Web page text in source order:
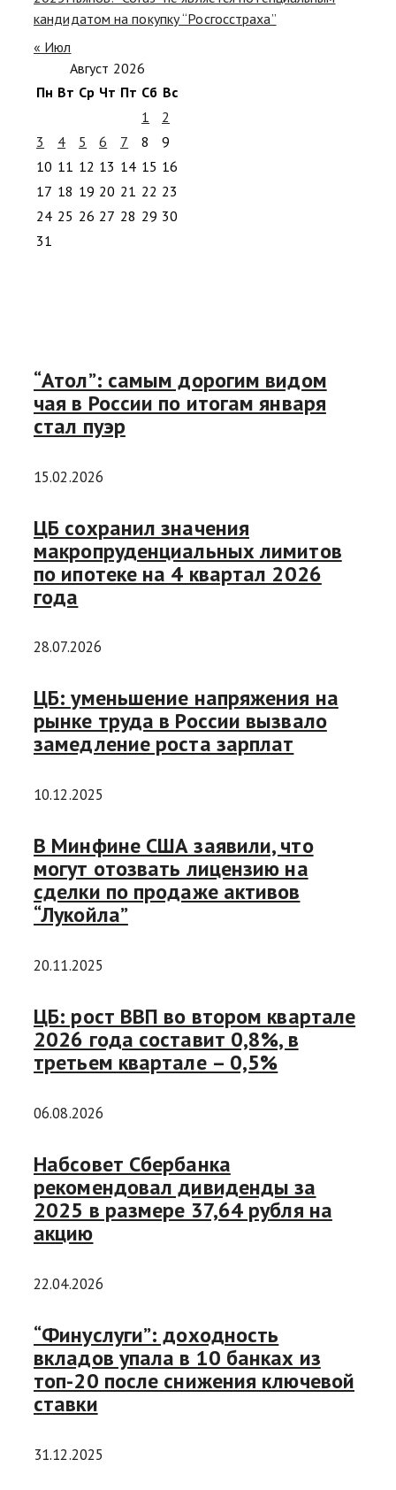
кандидатом на покупку “Росгосстраха”
« Июл
Август 2026
Пн Вт Ср Чт Пт Сб Вс
1
2
3
4 5 6 7 8
9
10 11 12 13 14 15 16
17 18 19 20 21 22 23
24 25 26 27 28 29 30
31
“Атол”: самым дорогим видом
чая в России по итогам января
стал пуэр
15.02.2026
ЦБ сохранил значения
макропруденциальных лимитов
по ипотеке на 4 квартал 2026
года
28.07.2026
ЦБ: уменьшение напряжения на
рынке труда в России вызвало
замедление роста зарплат
10.12.2025
В Минфине США заявили, что
могут отозвать лицензию на
сделки по продаже активов
“Лукойла”
20.11.2025
ЦБ: рост ВВП во втором квартале
2026 года составит 0,8%, в
третьем квартале – 0,5%
06.08.2026
Набсовет Сбербанка
рекомендовал дивиденды за
2025 в размере 37,64 рубля на
акцию
22.04.2026
“Финуслуги”: доходность
вкладов упала в 10 банках из
топ-20 после снижения ключевой
ставки
31.12.2025